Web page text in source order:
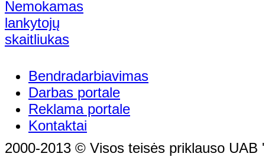
Bendradarbiavimas
Darbas portale
Reklama portale
Kontaktai
2000-2013 © Visos teisės priklauso UAB